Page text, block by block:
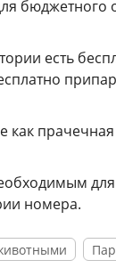
бюджетного
есть
как
для
номера.